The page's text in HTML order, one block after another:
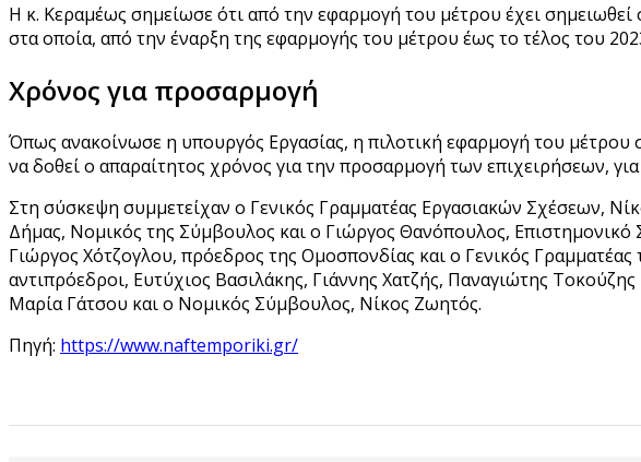
Η κ. Κεραμέως σημείωσε ότι από την εφαρμογή του μέτρου έχει
στα οποία, από την έναρξη της εφαρμογής του μέτρου έως το τέλος του
Χρόνος για προσαρμογή
Όπως ανακοίνωσε η υπουργός Εργασίας, η πιλοτική εφαρμογή του μέτρου
να δοθεί ο απαραίτητος χρόνος για την προσαρμογή των επιχειρήσεων,
Στη σύσκεψη συμμετείχαν ο Γενικός Γραμματέας Εργασιακών Σχέσεων,
Δήμας, Νομικός της Σύμβουλος και ο Γιώργος Θανόπουλος,
Γιώργος Χότζογλου, πρόεδρος της Ομοσπονδίας και ο Γενικός
αντιπρόεδροι, Ευτύχιος Βασιλάκης, Γιάννης Χατζής, Παναγιώτης
Μαρία Γάτσου και ο Νομικός Σύμβουλος, Νίκος Ζωητός.
Πηγή: https://www.naftemporiki.gr/